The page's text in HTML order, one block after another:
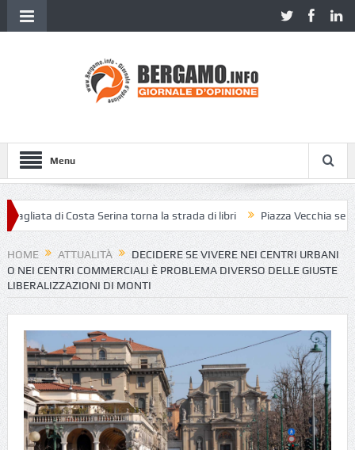
Menu
di Costa Serina torna la strada di libri Piazza Vecchia senza
HOME ATTUALITÀ
DECIDERE SE VIVERE NEI CENTRI URBANI
O NEI CENTRI COMMERCIALI È PROBLEMA DIVERSO DELLE GIUSTE
LIBERALIZZAZIONI DI MONTI